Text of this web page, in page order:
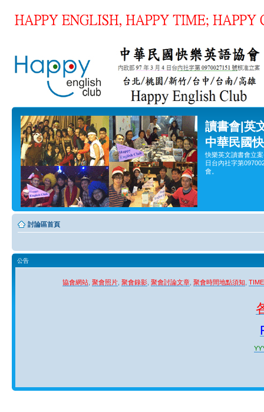
讀書會|英
中華民國
快樂英文讀書會立
日台內社字第
會。
討論區首頁
公告
協會網站 聚會照片 聚會錄影 聚會討論文章 聚會時間地點須知